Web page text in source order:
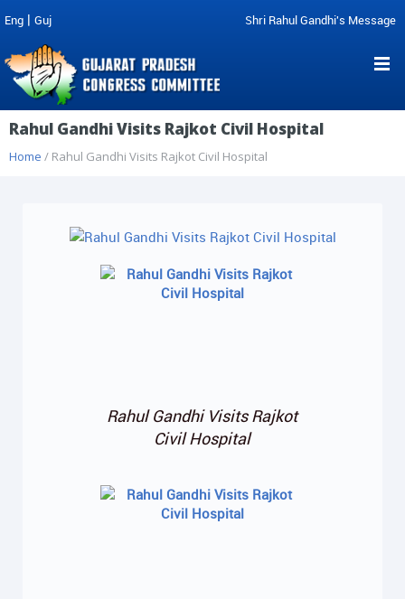
Eng | Guj Shri Rahul Gandhi's Message
Rahul Gandhi Visits Rajkot Civil Hospital
Home / Rahul Gandhi Visits Rajkot Civil Hospital
Rahul Gandhi Visits Rajkot
Civil Hospital